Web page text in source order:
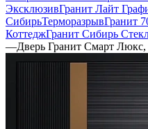
ЭксклюзивГранит Лайт
СибирьТерморазрывГранит
КоттеджГранит Сибирь
—Дверь Гранит Смарт